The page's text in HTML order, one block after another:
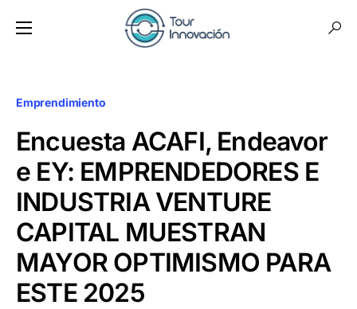
Emprendimiento
Encuesta ACAFI, Endeavor
e EY: EMPRENDEDORES E
INDUSTRIA VENTURE
CAPITAL MUESTRAN
MAYOR OPTIMISMO PARA
ESTE 2025